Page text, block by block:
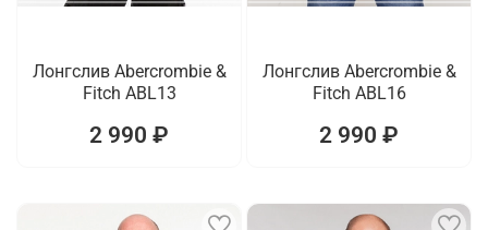
Лонгслив Abercrombie &
Fitch ABL13
2 990 ₽
Лонгслив Abercrombie &
Fitch ABL16
2 990 ₽